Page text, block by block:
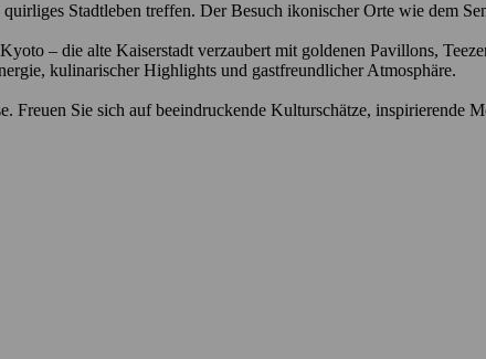
Stadtleben treffen. Der Besuch ikonischer Orte wie dem
– die alte Kaiserstadt verzaubert mit goldenen Pavillons,
kulinarischer Highlights und gastfreundlicher Atmosphäre.
Sie sich auf beeindruckende Kulturschätze, inspirierende